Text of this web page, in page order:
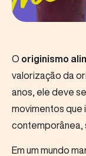
O originismo
valorização da
anos, ele deve
movimentos que
contemporânea,
Em um mundo